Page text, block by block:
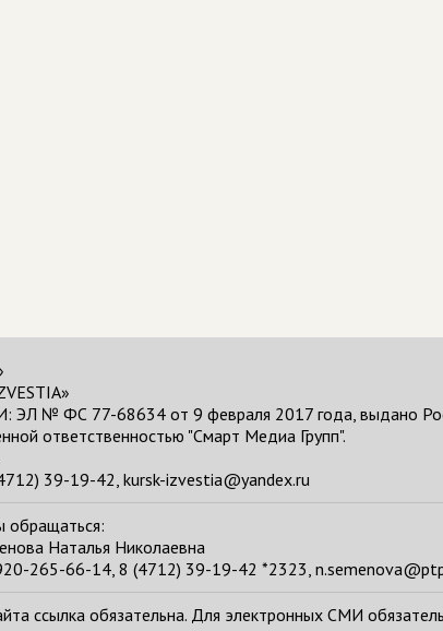
ЭЛ № ФС 77-68634 от 9 февраля 2017 года, выдано
ответственностью "Смарт Медиа Групп".
39-19-42, kursk-izvestia@yandex.ru
обращаться:
Наталья Николаевна
265-66-14, 8 (4712) 39-19-42 *2323,
ссылка обязательна. Для электронных СМИ